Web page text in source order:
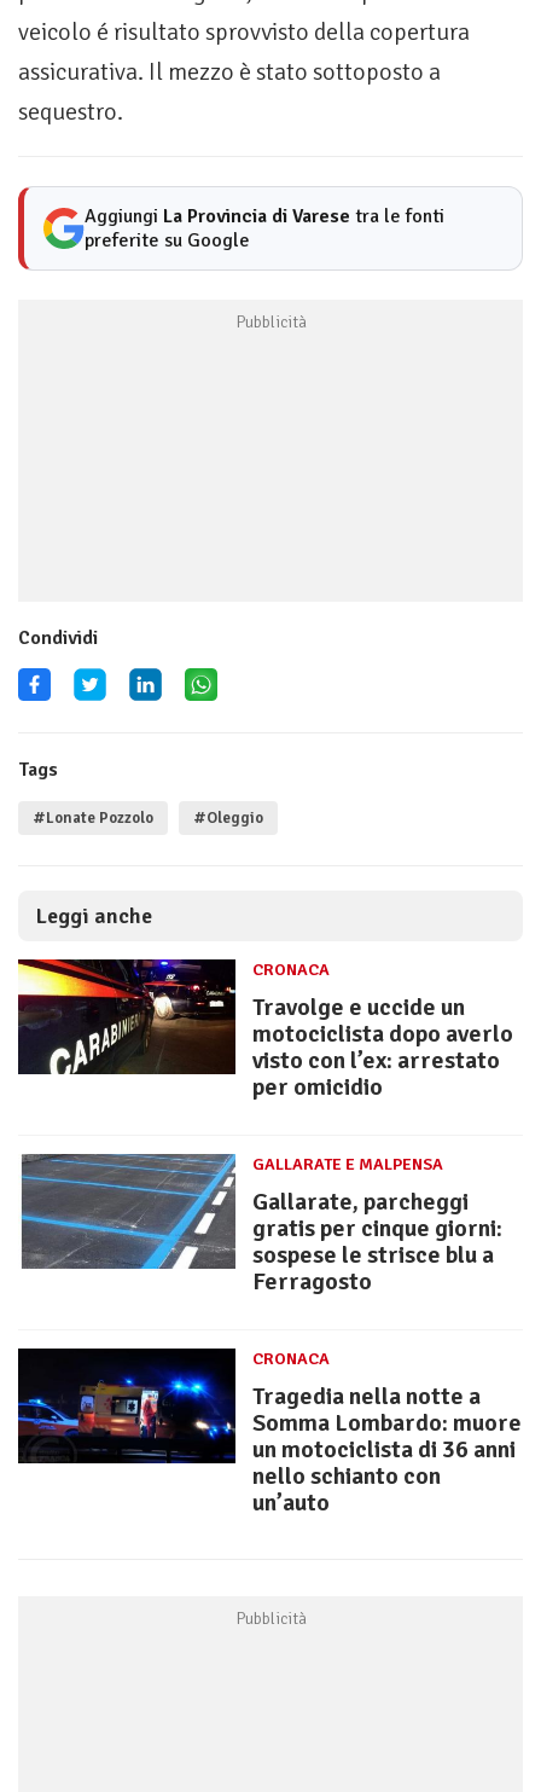
veicolo é risultato sprovvisto della copertura
assicurativa. Il mezzo è stato sottoposto a
sequestro.
Aggiungi La Provincia di Varese tra le fonti
preferite su Google
Condividi
Tags
#Lonate Pozzolo #Oleggio
Leggi anche
CRONACA
Travolge e uccide un
motociclista dopo averlo
visto con l’ex: arrestato
per omicidio
GALLARATE E MALPENSA
Gallarate, parcheggi
gratis per cinque giorni:
sospese le strisce blu a
Ferragosto
CRONACA
Tragedia nella notte a
Somma Lombardo: muore
un motociclista di 36 anni
nello schianto con
un’auto